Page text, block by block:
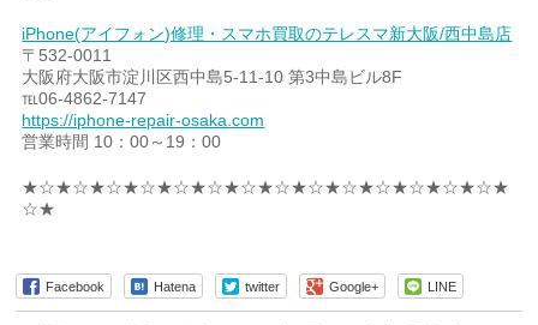
iPhone(アイフォン)修理・スマホ買取のテレスマ新大阪/西中島店
〒532-0011
大阪府大阪市淀川区西中島5-11-10 第3中島ビル8F
℡06-4862-7147
https://iphone-repair-osaka.com
営業時間 10：00～19：00
★☆★☆★☆★☆★☆★☆★☆★☆★☆★☆★☆★☆★☆★☆★
☆★
Facebook Hatena twitter Google+ LINE